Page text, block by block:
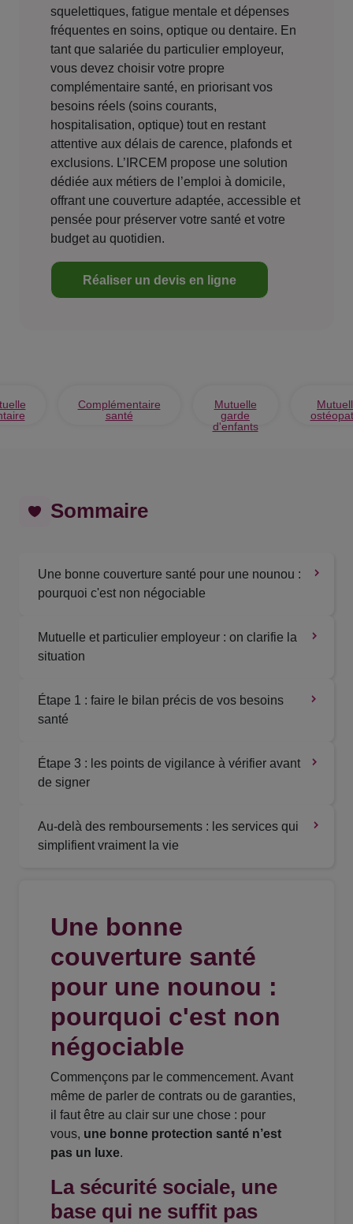
squelettiques, fatigue mentale et dépenses
fréquentes en soins, optique ou dentaire. En
tant que salariée du particulier employeur,
vous devez choisir votre propre
complémentaire santé, en priorisant vos
besoins réels (soins courants,
hospitalisation, optique) tout en restant
attentive aux délais de carence, plafonds et
exclusions. L’IRCEM propose une solution
dédiée aux métiers de l’emploi à domicile,
offrant une couverture adaptée, accessible et
pensée pour préserver votre santé et votre
budget au quotidien.
Réaliser un devis en ligne
Complémentaire
santé
Mutuelle
garde
d'enfants
Sommaire
Une bonne couverture santé pour une nounou :
pourquoi c'est non négociable
Mutuelle et particulier employeur : on clarifie la
situation
Étape 1 : faire le bilan précis de vos besoins
santé
Étape 3 : les points de vigilance à vérifier avant
de signer
Au-delà des remboursements : les services qui
simplifient vraiment la vie
Une bonne
couverture santé
pour une nounou :
pourquoi c'est non
négociable
Commençons par le commencement. Avant
même de parler de contrats ou de garanties,
il faut être au clair sur une chose : pour
vous, une bonne protection santé n’est
pas un luxe.
La sécurité sociale, une
base qui ne suffit pas